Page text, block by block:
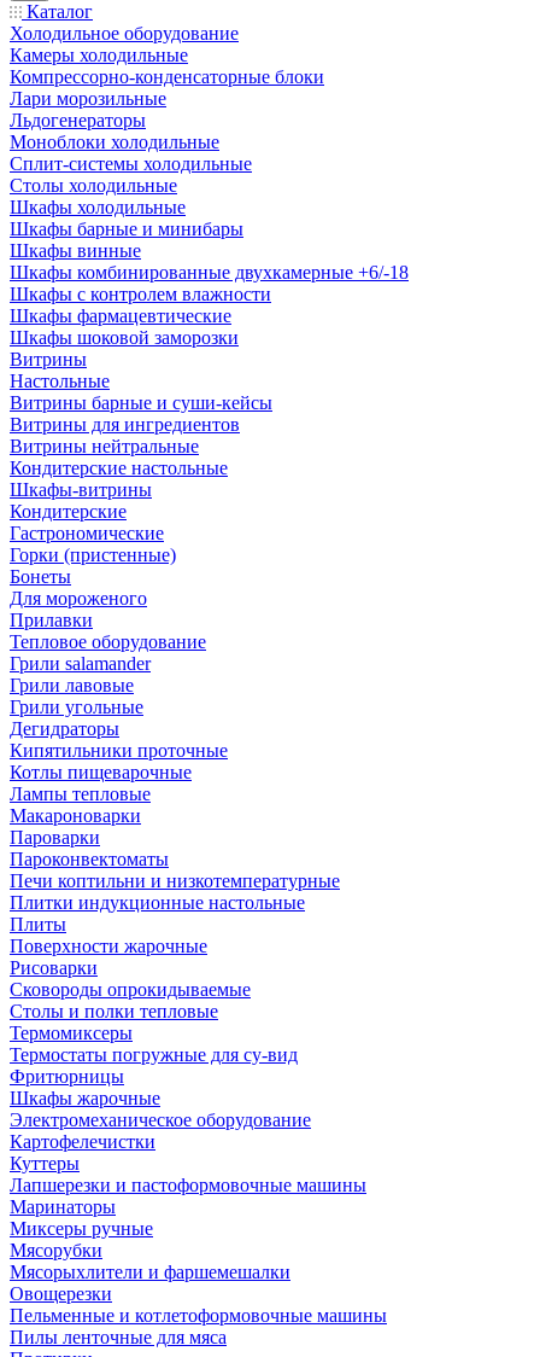
Каталог
Холодильное оборудование
Камеры холодильные
Компрессорно-конденсаторные блоки
Лари морозильные
Льдогенераторы
Моноблоки холодильные
Сплит-системы холодильные
Столы холодильные
Шкафы холодильные
Шкафы барные и минибары
Шкафы винные
Шкафы комбинированные двухкамерные +6/-18
Шкафы с контролем влажности
Шкафы фармацевтические
Шкафы шоковой заморозки
Витрины
Настольные
Витрины барные и суши-кейсы
Витрины для ингредиентов
Витрины нейтральные
Кондитерские настольные
Шкафы-витрины
Кондитерские
Гастрономические
Горки (пристенные)
Бонеты
Для мороженого
Прилавки
Тепловое оборудование
Грили salamander
Грили лавовые
Грили угольные
Дегидраторы
Кипятильники проточные
Котлы пищеварочные
Лампы тепловые
Макароноварки
Пароварки
Пароконвектоматы
Печи коптильни и низкотемпературные
Плитки индукционные настольные
Плиты
Поверхности жарочные
Рисоварки
Сковороды опрокидываемые
Столы и полки тепловые
Термомиксеры
Термостаты погружные для су-вид
Фритюрницы
Шкафы жарочные
Электромеханическое оборудование
Картофелечистки
Куттеры
Лапшерезки и пастоформовочные машины
Маринаторы
Миксеры ручные
Мясорубки
Мясорыхлители и фаршемешалки
Овощерезки
Пельменные и котлетоформовочные машины
Пилы ленточные для мяса